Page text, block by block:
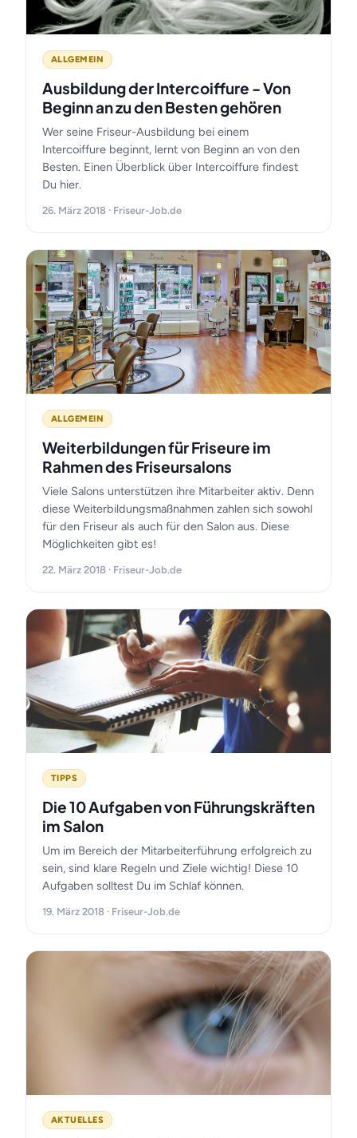
ALLGEMEIN
Ausbildung der Intercoiffure - Von
Beginn an zu den Besten gehören
Wer seine Friseur-Ausbildung bei einem
Intercoiffure beginnt, lernt von Beginn an von den
Besten. Einen Überblick über Intercoiffure findest
Du hier.
26. März 2018 · Friseur-Job.de
ALLGEMEIN
Weiterbildungen für Friseure im
Rahmen des Friseursalons
Viele Salons unterstützen ihre Mitarbeiter aktiv. Denn
diese Weiterbildungsmaßnahmen zahlen sich sowohl
für den Friseur als auch für den Salon aus. Diese
Möglichkeiten gibt es!
22. März 2018 · Friseur-Job.de
TIPPS
Die 10 Aufgaben von Führungskräften
im Salon
Um im Bereich der Mitarbeiterführung erfolgreich zu
sein, sind klare Regeln und Ziele wichtig! Diese 10
Aufgaben solltest Du im Schlaf können.
19. März 2018 · Friseur-Job.de
AKTUELLES